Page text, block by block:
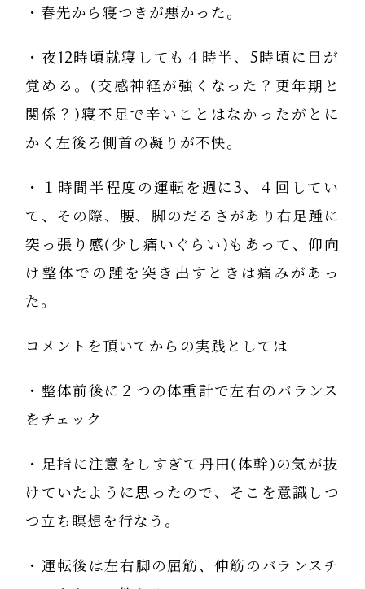
・春先から寝つきが悪かった。
・夜12時頃就寝しても４時半、5時頃に目が
覚める。(交感神経が強くなった？更年期と
関係？)寝不足で辛いことはなかったがとに
かく左後ろ側首の凝りが不快。
・１時間半程度の運転を週に3、４回してい
て、その際、腰、脚のだるさがあり右足踵に
突っ張り感(少し痛いぐらい)もあって、仰向
け整体での踵を突き出すときは痛みがあっ
た。
コメントを頂いてからの実践としては
・整体前後に２つの体重計で左右のバランス
をチェック
・足指に注意をしすぎて丹田(体幹)の気が抜
けていたように思ったので、そこを意識しつ
つ立ち瞑想を行なう。
・運転後は左右脚の屈筋、伸筋のバランスチ